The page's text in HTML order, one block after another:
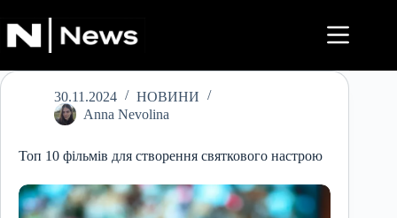
до
вмісту
30.11.2024
НОВИНИ
Anna Nevolina
Топ 10 фільмів для створення святкового настрою